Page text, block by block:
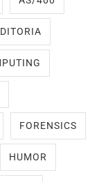
FORENSICS
HUMOR